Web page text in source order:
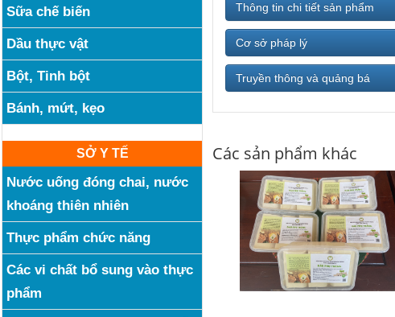
Sữa chế biến
Dầu thực vật
Bột, Tinh bột
Bánh, mứt, kẹo
SỞ Y TẾ
Nước uống đóng chai, nước
khoáng thiên nhiên
Thực phẩm chức năng
Các vi chất bổ sung vào thực
phẩm
Thông tin chi tiết sản phẩm
Cơ sở pháp lý
Truyền thông và quảng bá
Các sản phẩm khác